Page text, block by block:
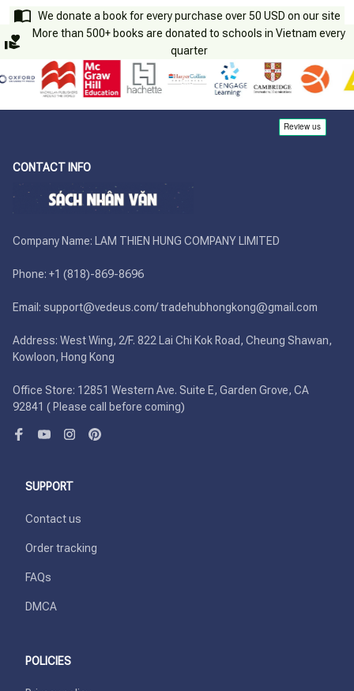
We donate a book for every purchase over 50 USD on our site
More than 500+ books are donated to schools in Vietnam every
quarter
CONTACT INFO
Company Name: LAM THIEN HUNG COMPANY LIMITED
Phone: +1 (818)-869-8696
Email: support@vedeus.com/ tradehubhongkong@gmail.com
Address: West Wing, 2/F. 822 Lai Chi Kok Road, Cheung Shawan,
Kowloon, Hong Kong
Office Store: 12851 Western Ave. Suite E, Garden Grove, CA
92841 ( Please call before coming)
SUPPORT
Contact us
Order tracking
FAQs
DMCA
POLICIES